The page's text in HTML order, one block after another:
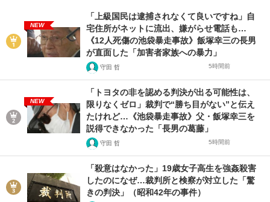
NEW
「上級国民は逮捕されなくて良いですね」自
宅住所がネットに流出、嫌がらせ電話も…
《12人死傷の池袋暴走事故》飯塚幸三の長男
が直面した「加害者家族への暴力」
守田 哲 5時間前
NEW
「トヨタの非を認める判決が出る可能性は、
限りなくゼロ」裁判で“勝ち目がない”と伝え
たけれど…《池袋暴走事故》父・飯塚幸三を
説得できなかった「長男の葛藤」
守田 哲 5時間前
「殺意はなかった」19歳女子高生を強姦殺害
したのになぜ…裁判所と検察が対立した「驚
きの判決」（昭和42年の事件）